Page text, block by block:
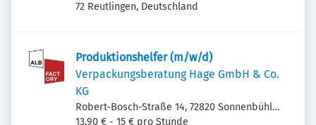
72 Reutlingen, Deutschland
Produktionshelfer (m/w/d)
Verpackungsberatung Hage GmbH & Co.
KG
Robert-Bosch-Straße 14, 72820 Sonnenbühl,
Deutschland
13,90 € - 15 € pro Stunde